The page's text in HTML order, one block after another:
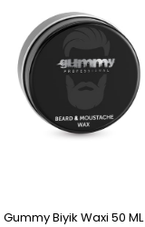
Gummy Biyik Waxi 50 ML